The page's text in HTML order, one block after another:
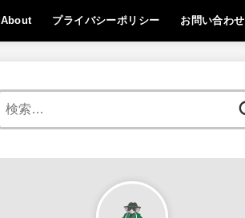
About プライバシーポリシー お問い合わせ